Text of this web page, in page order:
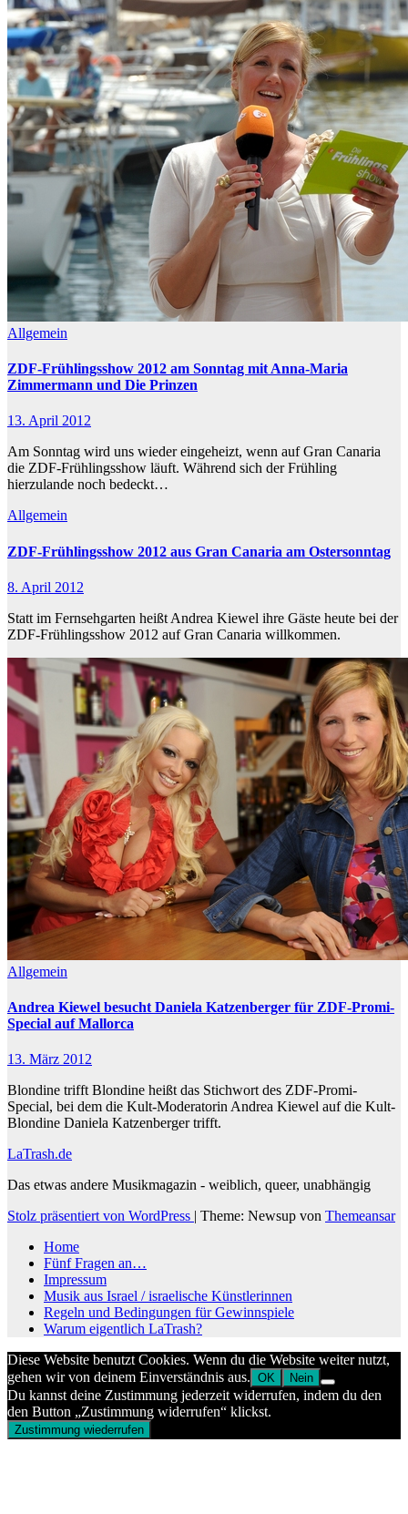
Allgemein
ZDF-Frühlingsshow 2012 am Sonntag mit Anna-Maria
Zimmermann und Die Prinzen
13. April 2012
Am Sonntag wird uns wieder eingeheizt, wenn auf Gran Canaria
die ZDF-Frühlingsshow läuft. Während sich der Frühling
hierzulande noch bedeckt…
Allgemein
ZDF-Frühlingsshow 2012 aus Gran Canaria am Ostersonntag
8. April 2012
Statt im Fernsehgarten heißt Andrea Kiewel ihre Gäste heute bei der
ZDF-Frühlingsshow 2012 auf Gran Canaria willkommen.
Allgemein
Andrea Kiewel besucht Daniela Katzenberger für ZDF-Promi-
Special auf Mallorca
13. März 2012
Blondine trifft Blondine heißt das Stichwort des ZDF-Promi-
Special, bei dem die Kult-Moderatorin Andrea Kiewel auf die Kult-
Blondine Daniela Katzenberger trifft.
LaTrash.de
Das etwas andere Musikmagazin - weiblich, queer, unabhängig
Stolz präsentiert von WordPress
Theme: Newsup von Themeansar
Home
Fünf Fragen an…
Impressum
Musik aus Israel / israelische Künstlerinnen
Regeln und Bedingungen für Gewinnspiele
Warum eigentlich LaTrash?
Diese Website benutzt Cookies. Wenn du die Website weiter nutzt,
gehen wir von deinem Einverständnis aus. OK Nein
Du kannst deine Zustimmung jederzeit widerrufen, indem du den
den Button „Zustimmung widerrufen“ klickst.
Zustimmung wiederrufen